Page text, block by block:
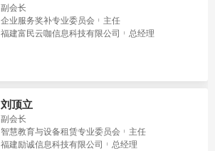
副会长
企业服务奖补专业委员会
主任
福建富民云咖信息科技有限公司
总经理
刘顶立
副会长
智慧教育与设备租赁专业委员会
主任
福建励诚信息科技有限公司
总经理